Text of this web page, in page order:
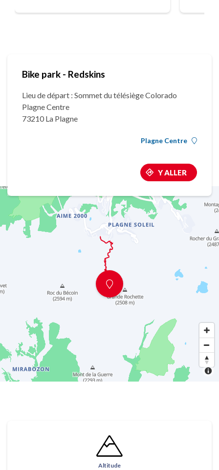
Bike park - Redskins
Lieu de départ : Sommet du télésiège Colorado
Plagne Centre
73210 La Plagne
Plagne Centre
Y ALLER
Altitude